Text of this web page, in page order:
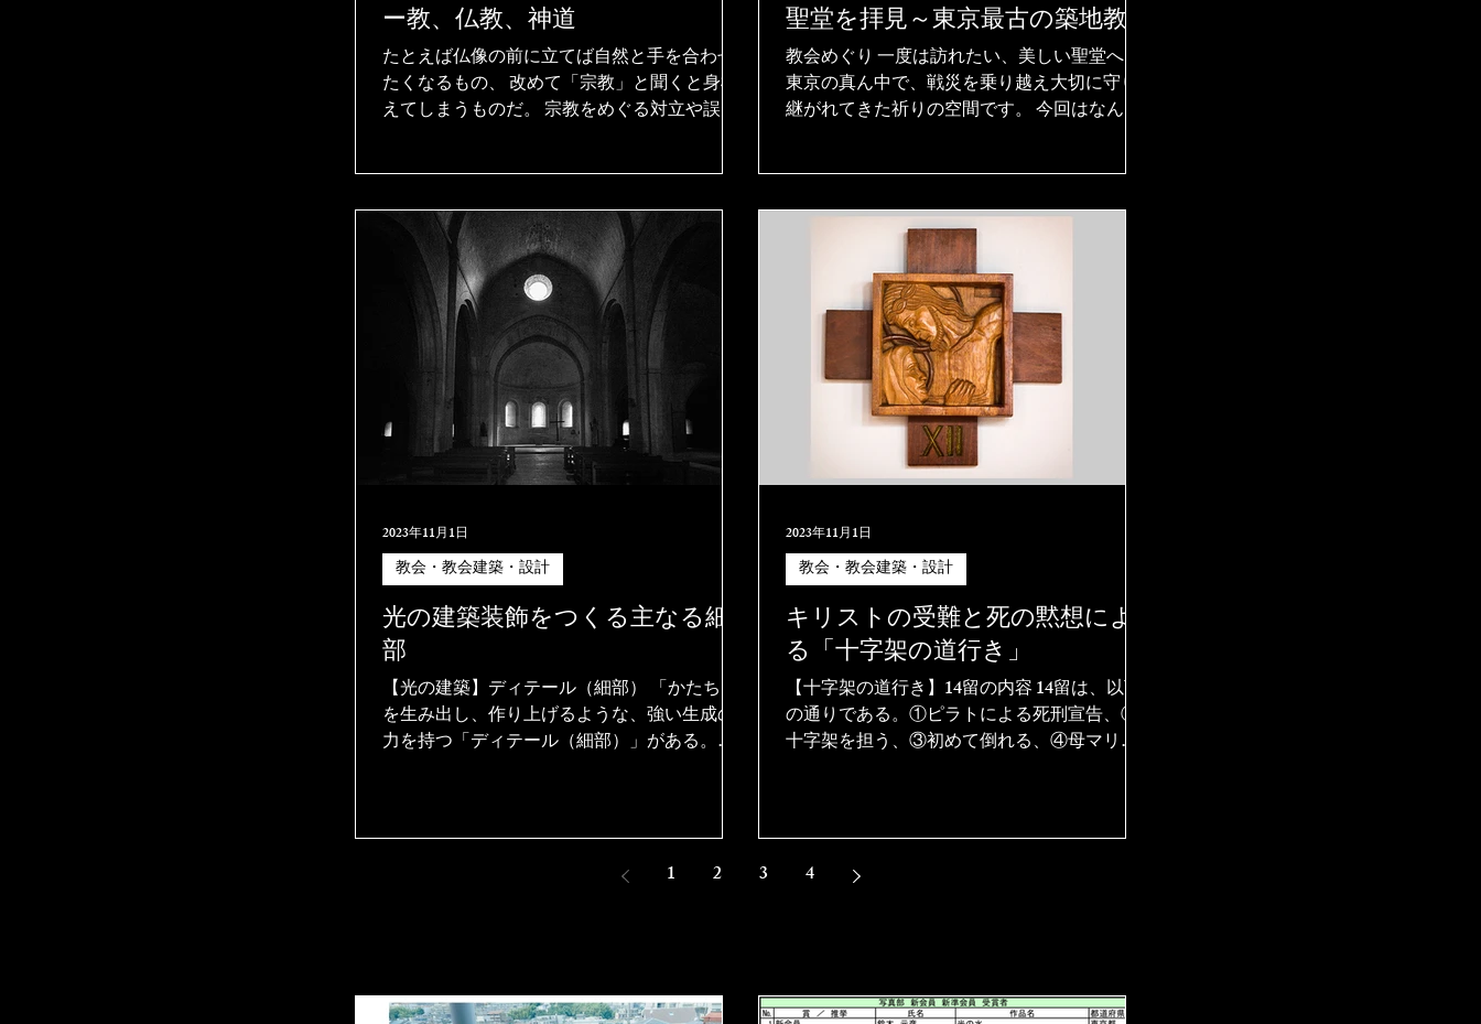
ー教、仏教、神道
たとえば仏像の前に立てば自然と手を合わせ
たくなるもの、 改めて「宗教」と聞くと身構
えてしまうものだ。 宗教をめぐる対立や誤っ
い」という印象をもつ人もいるだろう。 だ
い。 文化や生活習慣の根底にある信仰を
聖堂を拝見～東京最古の築地教
会、美しすぎる聖ルカ礼拝堂、
打放しモダンな銀座教会～
教会めぐり 一度は訪れたい、美しい聖堂へ。
東京の真ん中で、戦災を乗り越え大切に守り
継がれてきた祈りの空間です。 今回はなん
パルテノン神殿のような東京最古のカトリッ
けた聖路加国際病院の旧館、その
光の建築装飾をつくる主なる細
部
【光の建築】ディテール（細部） 「かたち」
を生み出し、作り上げるような、強い生成の
力を持つ「ディテール（細部）」がある。こ
激に成長して、植物は大きく、そして複
教会・教会建築・設計
2023年11月1日
キリストの受難と死の黙想によ
る「十字架の道行き」
【十字架の道行き】14留の内容 14留は、以下
の通りである。①ピラトによる死刑宣告、②
十字架を担う、③初めて倒れる、④母マリア
倒れる、⑩衣をはがされる、⑪十字架
教会・教会建築・設計
2023年11月1日
1 2 3 4